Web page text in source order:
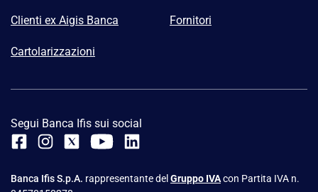
Clienti ex Aigis Banca Fornitori
Cartolarizzazioni
Segui Banca Ifis sui social
Banca Ifis S.p.A. rappresentante del Gruppo IVAcon Partita IVA n.